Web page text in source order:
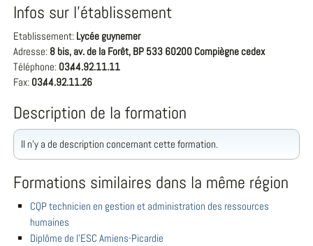
Infos sur l'établissement
Etablissement: Lycée guynemer
Adresse: 8 bis, av. de la Forêt, BP 533 60200 Compiègne cedex
Téléphone: 03.44.92.11.11
Fax: 03.44.92.11.26
Description de la formation
Il n'y a de description concernant cette formation.
Formations similaires dans la même région
CQP technicien en gestion et administration des ressources
humaines
Diplôme de l'ESC Amiens-Picardie